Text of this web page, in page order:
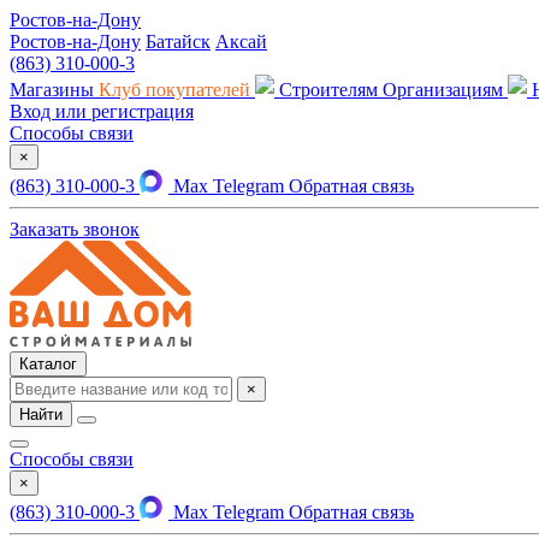
Ростов-на-Дону
Ростов-на-Дону Батайск Аксай
(863) 310-000-3
Магазины Клуб покупателей Строителям Организациям
Вход или регистрация
Способы связи
×
(863) 310-000-3 Max Telegram Обратная связь
Заказать звонок
Каталог
×
Найти
Способы связи
×
(863) 310-000-3 Max Telegram Обратная связь